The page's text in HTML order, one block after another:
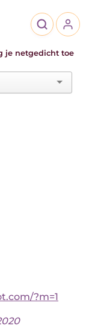
je netgedicht toe
?m=1